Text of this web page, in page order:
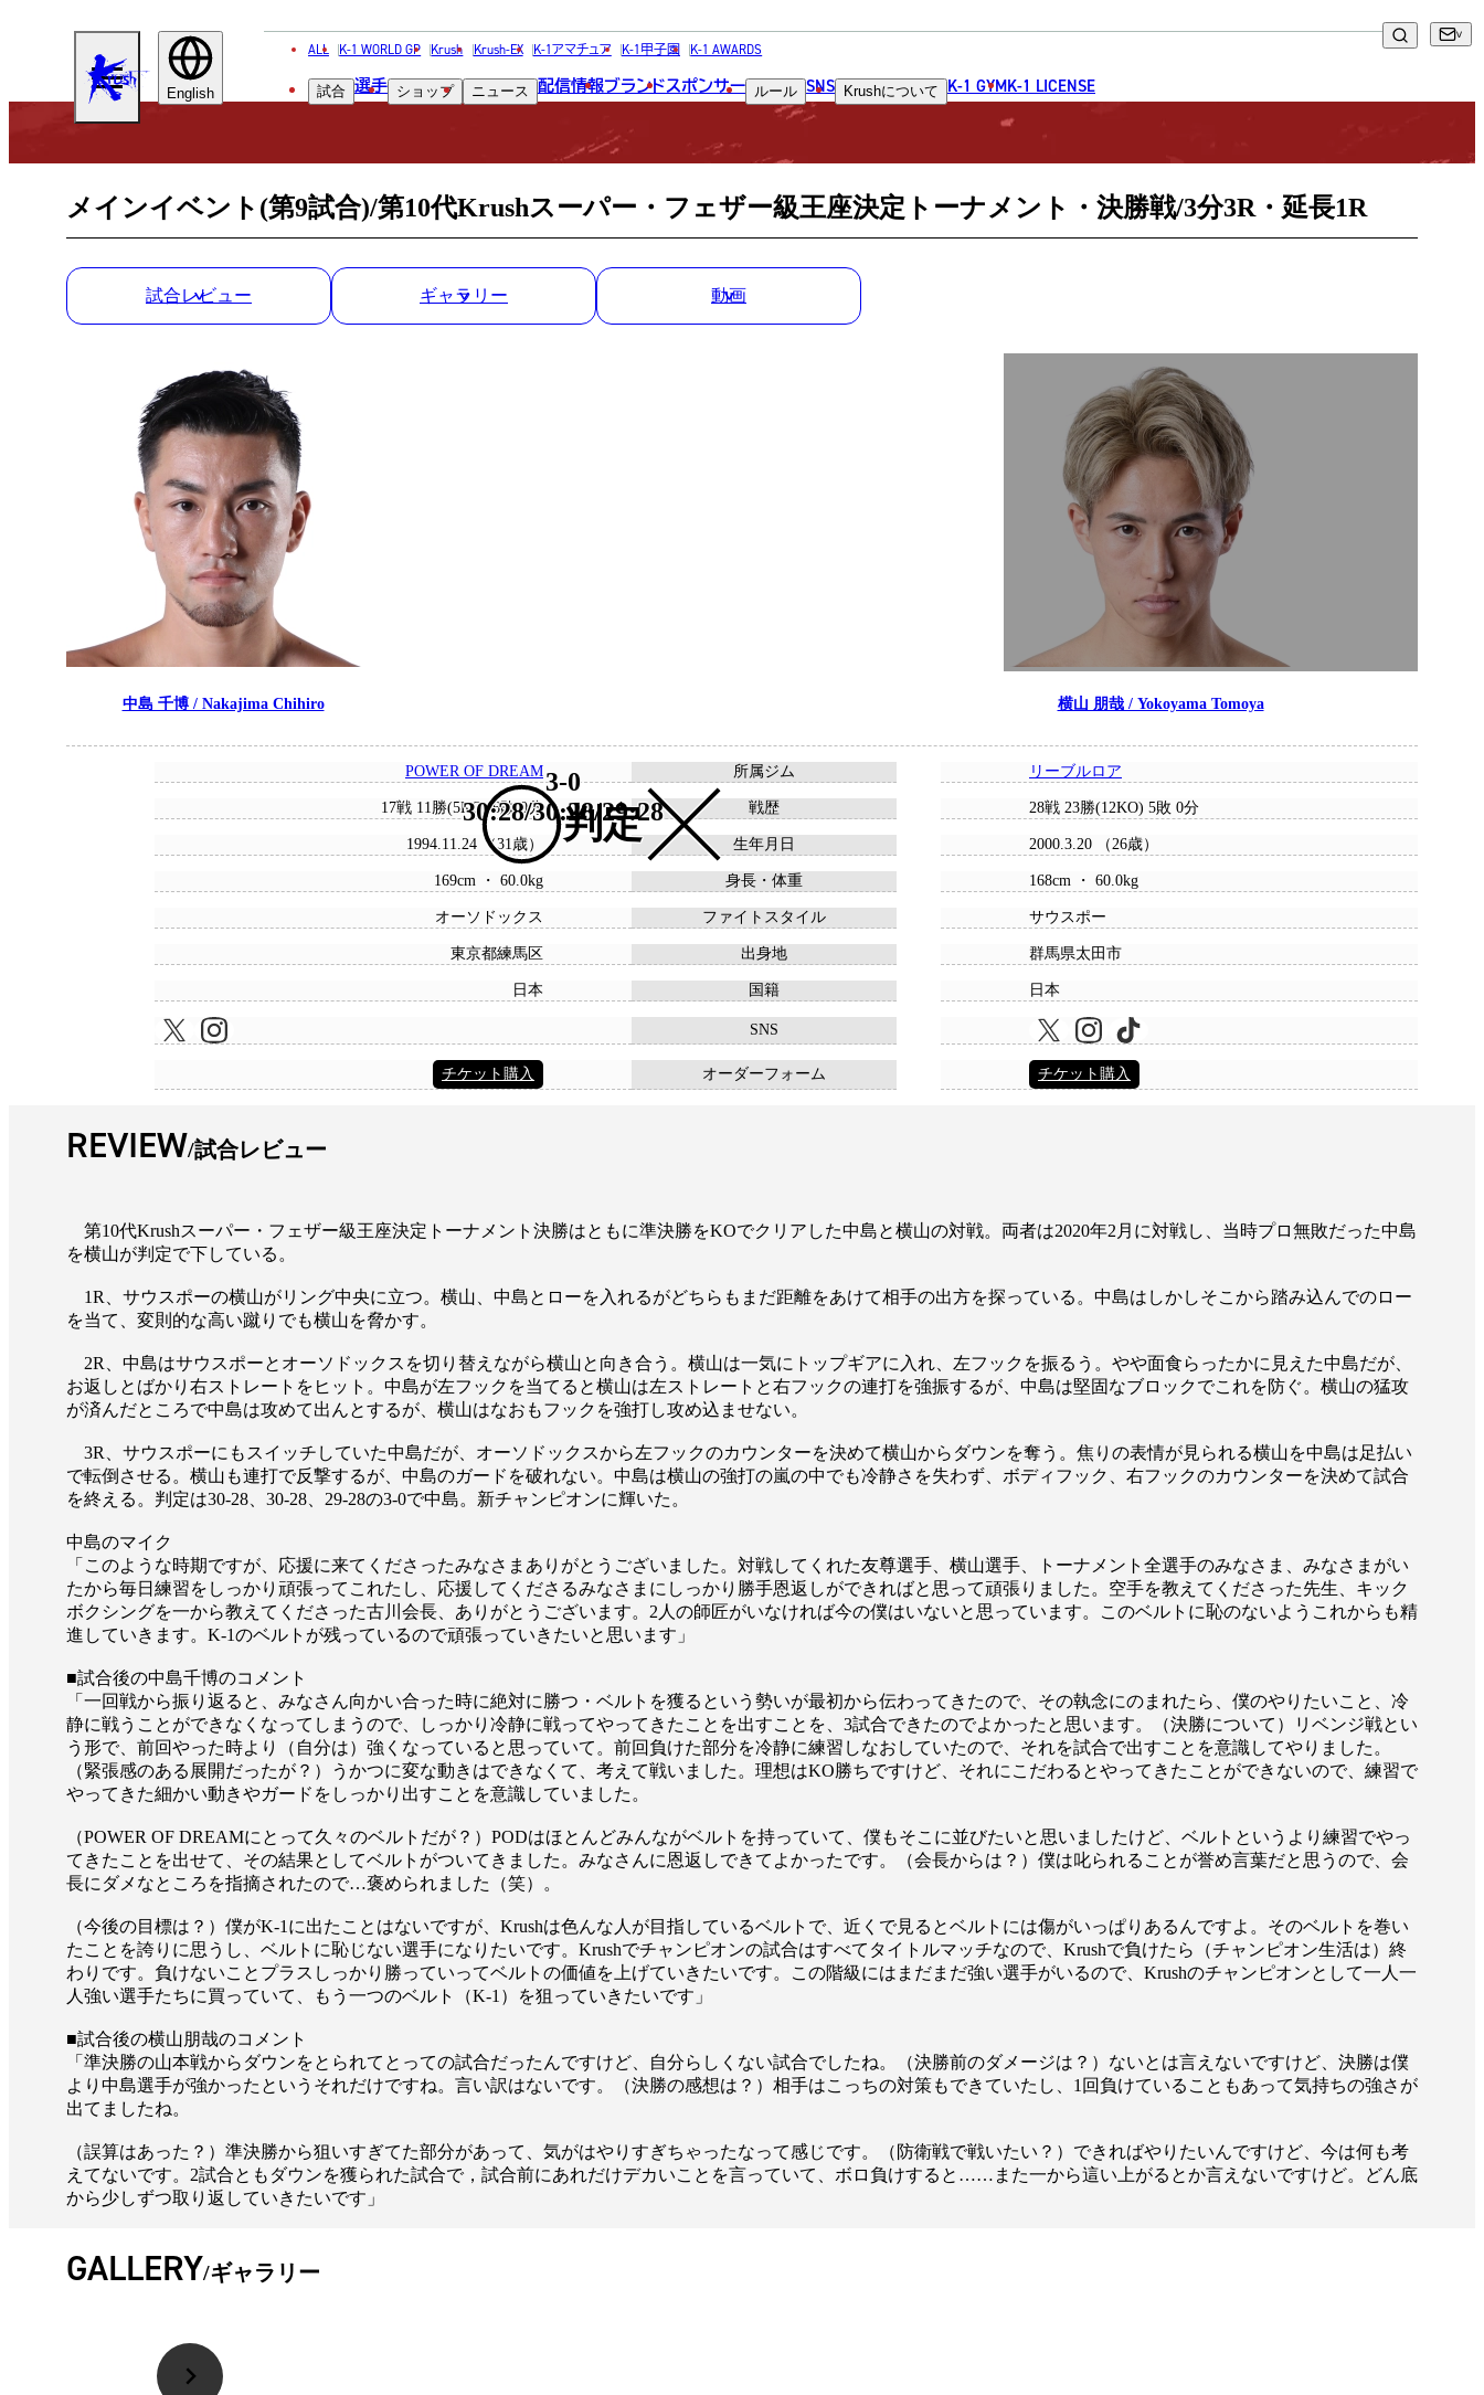
KRUSHEnglish
ALL K-1 WORLD GP Krush Krush-EX K-1アマチュア K-1甲子園 K-1 AWARDS
試合 選手 ショップ ニュース 配信情報ブランドスポンサー ルール SNS Krushについて K-1 GYMK-1 LICENSE
総合トップ
K-1 WGP
K-1甲子園・カレッジ
K-1 AWARDS
K-
1.SHOP
（グッ
ズ）
ギャラリー（写真）
ギャラリー（動画）
K-
1.CLUB
（ファンクラ
ブ）
一覧
X(JP)
TikTok(JP)
LINE(JP)
Youtube(JP)
Facebook(JP)
Podcast(EN)
weibo(CH)
Official site(EN)
MATCH RESULT
メインイベント(第9試合)/第10代Krushスーパー・フェザー級王座決定トーナメント・決勝戦/3分3R・延長1R
試合レビュー ギャラリー 動画
中島 千博 / Nakajima Chihiro
判定
3-0
30:28/30:28/29:28
横山 朋哉 / Yokoyama Tomoya
所属ジム
POWER OF DREAM リーブルロア
戦歴
17戦 11勝(5KO) 6敗 0分 28戦 23勝(12KO) 5敗 0分
生年月日
1994.11.24 （31歳） 2000.3.20 （26歳）
身長・体重
169cm ・ 60.0kg 168cm ・ 60.0kg
ファイトスタイル
オーソドックス サウスポー
出身地
東京都練馬区 群馬県太田市
国籍
日本 日本
SNS
オーダーフォーム
チケット購入 チケット購入
REVIEW 試合レビュー
第10代Krushスーパー・フェザー級王座決定トーナメント決勝はともに準決勝をKOでクリアした中島と横山の対戦。両者は2020年2月に対戦し、当時プロ無敗だった中島
を横山が判定で下している。
1R、サウスポーの横山がリング中央に立つ。横山、中島とローを入れるがどちらもまだ距離をあけて相手の出方を探っている。中島はしかしそこから踏み込んでのロー
を当て、変則的な高い蹴りでも横山を脅かす。
2R、中島はサウスポーとオーソドックスを切り替えながら横山と向き合う。横山は一気にトップギアに入れ、左フックを振るう。やや面食らったかに見えた中島だが、
お返しとばかり右ストレートをヒット。中島が左フックを当てると横山は左ストレートと右フックの連打を強振するが、中島は堅固なブロックでこれを防ぐ。横山の猛攻
が済んだところで中島は攻めて出んとするが、横山はなおもフックを強打し攻め込ませない。
3R、サウスポーにもスイッチしていた中島だが、オーソドックスから左フックのカウンターを決めて横山からダウンを奪う。焦りの表情が見られる横山を中島は足払い
で転倒させる。横山も連打で反撃するが、中島のガードを破れない。中島は横山の強打の嵐の中でも冷静さを失わず、ボディフック、右フックのカウンターを決めて試合
を終える。判定は30-28、30-28、29-28の3-0で中島。新チャンピオンに輝いた。
中島のマイク
「このような時期ですが、応援に来てくださったみなさまありがとうございました。対戦してくれた友尊選手、横山選手、トーナメント全選手のみなさま、みなさまがい
たから毎日練習をしっかり頑張ってこれたし、応援してくださるみなさまにしっかり勝手恩返しができればと思って頑張りました。空手を教えてくださった先生、キック
ボクシングを一から教えてくださった古川会長、ありがとうございます。2人の師匠がいなければ今の僕はいないと思っています。このベルトに恥のないようこれからも精
進していきます。K-1のベルトが残っているので頑張っていきたいと思います」
■試合後の中島千博のコメント
「一回戦から振り返ると、みなさん向かい合った時に絶対に勝つ・ベルトを獲るという勢いが最初から伝わってきたので、その執念にのまれたら、僕のやりたいこと、冷
静に戦うことができなくなってしまうので、しっかり冷静に戦ってやってきたことを出すことを、3試合できたのでよかったと思います。（決勝について）リベンジ戦とい
う形で、前回やった時より（自分は）強くなっていると思っていて。前回負けた部分を冷静に練習しなおしていたので、それを試合で出すことを意識してやりました。
（緊張感のある展開だったが？）うかつに変な動きはできなくて、考えて戦いました。理想はKO勝ちですけど、それにこだわるとやってきたことができないので、練習で
やってきた細かい動きやガードをしっかり出すことを意識していました。
（POWER OF DREAMにとって久々のベルトだが？）PODはほとんどみんながベルトを持っていて、僕もそこに並びたいと思いましたけど、ベルトというより練習でやっ
てきたことを出せて、その結果としてベルトがついてきました。みなさんに恩返しできてよかったです。（会長からは？）僕は叱られることが誉め言葉だと思うので、会
長にダメなところを指摘されたので…褒められました（笑）。
（今後の目標は？）僕がK-1に出たことはないですが、Krushは色んな人が目指しているベルトで、近くで見るとベルトには傷がいっぱりあるんですよ。そのベルトを巻い
たことを誇りに思うし、ベルトに恥じない選手になりたいです。Krushでチャンピオンの試合はすべてタイトルマッチなので、Krushで負けたら（チャンピオン生活は）終
わりです。負けないことプラスしっかり勝っていってベルトの価値を上げていきたいです。この階級にはまだまだ強い選手がいるので、Krushのチャンピオンとして一人一
人強い選手たちに買っていて、もう一つのベルト（K-1）を狙っていきたいです」
■試合後の横山朋哉のコメント
「準決勝の山本戦からダウンをとられてとっての試合だったんですけど、自分らしくない試合でしたね。（決勝前のダメージは？）ないとは言えないですけど、決勝は僕
より中島選手が強かったというそれだけですね。言い訳はないです。（決勝の感想は？）相手はこっちの対策もできていたし、1回負けていることもあって気持ちの強さが
出てましたね。
（誤算はあった？）準決勝から狙いすぎてた部分があって、気がはやりすぎちゃったなって感じです。（防衛戦で戦いたい？）できればやりたいんですけど、今は何も考
えてないです。2試合ともダウンを獲られた試合で，試合前にあれだけデカいことを言っていて、ボロ負けすると……また一から這い上がるとか言えないですけど。どん底
から少しずつ取り返していきたいです」
GALLERY ギャラリー